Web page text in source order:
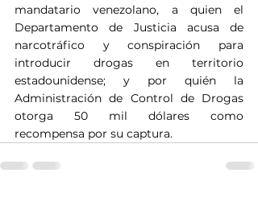
mandatario venezolano, a quien el
Departamento de Justicia acusa de
narcotráfico y conspiración para
introducir drogas en territorio
estadounidense; y por quién la
Administración de Control de Drogas
otorga 50 mil dólares como
recompensa por su captura.